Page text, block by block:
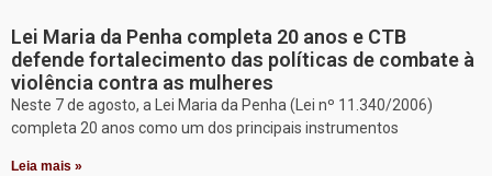
Lei Maria da Penha completa 20 anos e CTB
defende fortalecimento das políticas de combate à
violência contra as mulheres
Neste 7 de agosto, a Lei Maria da Penha (Lei nº 11.340/2006)
completa 20 anos como um dos principais instrumentos
Leia mais »